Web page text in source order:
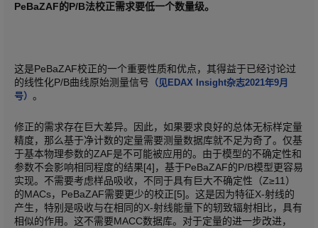
PeBaZAF的P/B法校正需求要低一个数量级。
这是PeBaZAF校正的一个重要性质和优点，其得益于已经讨论过
的线性化P/B曲线原始测量信号 （见EDAX Insight杂志2021年9月
号） 。
修正的需求存在巨大差异。因此，如果要求良好的总体无标样定量
精度，那么基于净计数的定量需要测量数据库就不足为奇了。仅基
于基本物理参数的ZAF是不可能被应用的。由于模型的不确定性和
参数不会影响相同程度的结果[4]，基于PeBaZAF的P/B模型更容易
实现。不需要考虑样品吸收，不同于具有巨大不确定性（Z≥11）
的MACs，PeBaZAF需要更少的校正[5]。这是因为特征X-射线的
产生，特别是吸收与在相同的X-射线能量下的轫致辐射相比，具有
相似的作用。这不需要MACC数据库。对于定量的进一步改进，